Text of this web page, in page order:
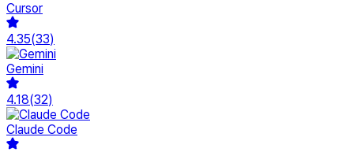
Cursor
4.35(33)
Gemini
4.18(32)
Claude Code